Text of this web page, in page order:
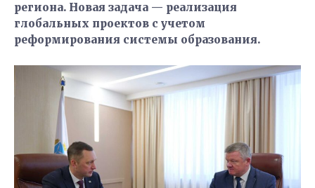
региона. Новая задача — реализация
глобальных проектов с учетом
реформирования системы образования.